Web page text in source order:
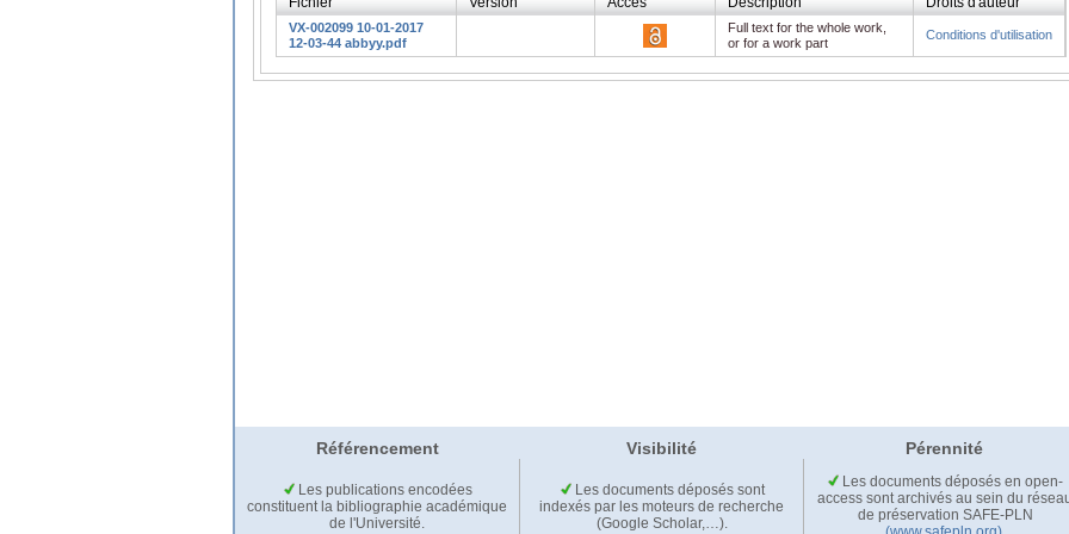
VX-002099 10-01-2017
12-03-44 abbyy.pdf
Full text for the whole work,
or for a work part
Conditions d'utilisation
Référencement Visibilité Pérennité
Les publications encodées
constituent la bibliographie académique
de l'Université.
Les documents déposés sont
indexés par les moteurs de recherche
(Google Scholar,…).
Les documents déposés en open-
access sont archivés au sein du
de préservation SAFE-PLN